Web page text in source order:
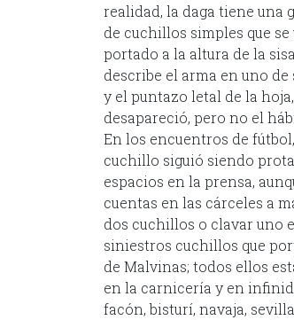
realidad, la daga tiene una
de cuchillos simples que
portado a la altura de la
describe el arma en uno de
y el puntazo letal de la
desapareció, pero no el
En los encuentros de
cuchillo siguió siendo
espacios en la prensa,
cuentas en las cárceles a
dos cuchillos o clavar uno
siniestros cuchillos que
de Malvinas; todos ellos
en la carnicería y en
facón, bisturí, navaja,